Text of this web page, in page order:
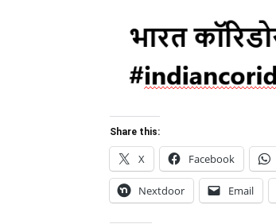
Share this:
X Facebook
Nextdoor Email